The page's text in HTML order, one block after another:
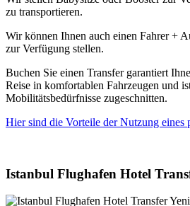
zu transportieren.
Wir können Ihnen auch einen Fahrer +
zur Verfügung stellen.
Buchen Sie einen Transfer garantiert
Reise in komfortablen Fahrzeugen und
Mobilitätsbedürfnisse zugeschnitten.
Hier sind die Vorteile der Nutzung eines
Istanbul Flughafen Hotel